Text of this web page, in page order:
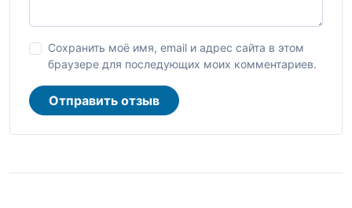
Сохранить моё имя, email и адрес сайта в этом
браузере для последующих моих комментариев.
Отправить отзыв